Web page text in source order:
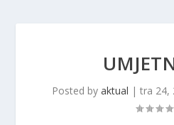
Posted by aktual | tra 24,